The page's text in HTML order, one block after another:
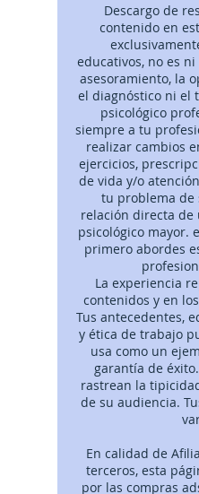
Descargo de
contenido en
educativos, no es
asesoramiento, la
el diagnóstico ni el
psicológico
siempre a tu
realizar cambios
ejercicios,
de vida y/o
tu problema de
relación directa
psicológico mayor.
primero abordes
La experiencia
contenidos y en
Tus antecedentes,
y ética de trabajo
usa como un
garantía de
rastrean la
de su audiencia.
En calidad de
terceros, esta
por las compras